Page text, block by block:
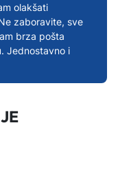
olakšati
zaboravite, sve
brza pošta
Jednostavno i